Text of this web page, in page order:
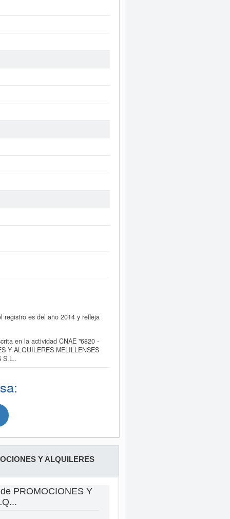
registro es del año 2014 y refleja
en la actividad CNAE "6820 -
Y ALQUILERES MELILLENSES
S.L..
Y ALQUILERES
PROMOCIONES Y